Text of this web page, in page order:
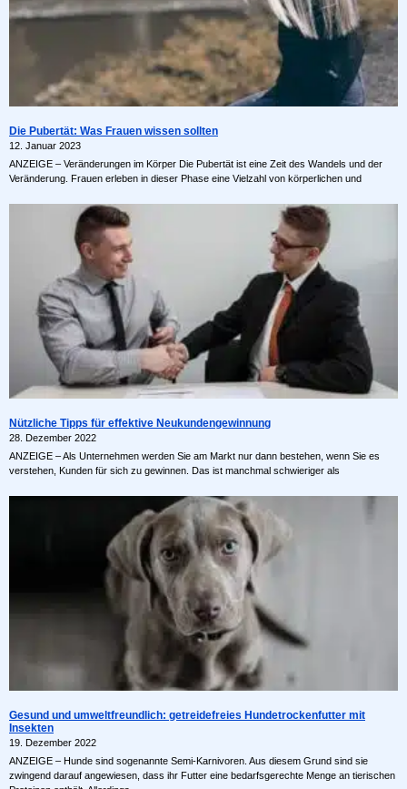
Die Pubertät: Was Frauen wissen sollten
12. Januar 2023
ANZEIGE – Veränderungen im Körper Die Pubertät ist eine Zeit des Wandels und der
Veränderung. Frauen erleben in dieser Phase eine Vielzahl von körperlichen und
Nützliche Tipps für effektive Neukundengewinnung
28. Dezember 2022
ANZEIGE – Als Unternehmen werden Sie am Markt nur dann bestehen, wenn Sie es
verstehen, Kunden für sich zu gewinnen. Das ist manchmal schwieriger als
Gesund und umweltfreundlich: getreidefreies Hundetrockenfutter mit
Insekten
19. Dezember 2022
ANZEIGE – Hunde sind sogenannte Semi-Karnivoren. Aus diesem Grund sind sie
zwingend darauf angewiesen, dass ihr Futter eine bedarfsgerechte Menge an tierischen